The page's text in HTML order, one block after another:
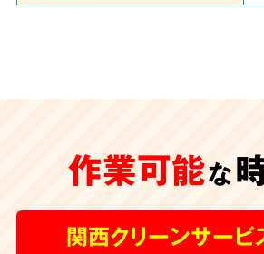
特殊清掃が遅れ、臭いや汚れが
で及んでしまうと、その根源を
装工事が必要な場合もございま
社に工務店を有する弊社では清
作業可能な
関西クリーンサービ